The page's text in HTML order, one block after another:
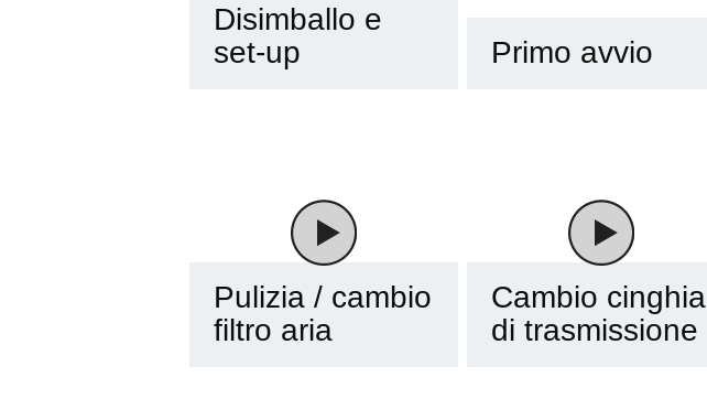
Disimballo e
set-up
Primo avvio
Pulizia / cambio
filtro aria
Cambio cinghia
di trasmissione